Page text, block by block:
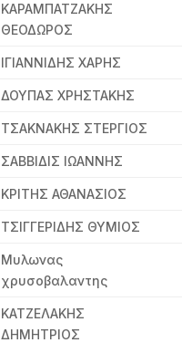
ΚΑΡΑΜΠΑΤΖΑΚΗΣ
ΘΕΟΔΩΡΟΣ
ΙΓΙΑΝΝΙΔΗΣ ΧΑΡΗΣ
ΔΟΥΠΑΣ ΧΡΗΣΤΑΚΗΣ
ΤΣΑΚΝΑΚΗΣ ΣΤΕΡΓΙΟΣ
ΣΑΒΒΙΔΙΣ ΙΩΑΝΝΗΣ
ΚΡΙΤΗΣ ΑΘΑΝΑΣΙΟΣ
ΤΣΙΓΓΕΡΙΔΗΣ ΘΥΜΙΟΣ
Μυλωνας
χρυσοβαλαντης
ΚΑΤΖΕΛΑΚΗΣ
ΔΗΜΗΤΡΙΟΣ